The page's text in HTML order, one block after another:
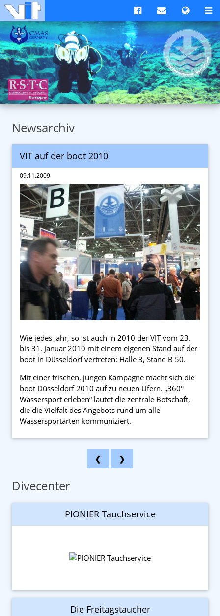
Newsarchiv
VIT auf der boot 2010
09.11.2009
Wie jedes Jahr, so ist auch in 2010 der VIT vom 23.
bis 31. Januar 2010 mit einem eigenen Stand auf der
boot in Düsseldorf vertreten: Halle 3, Stand B 50.
Mit einer frischen, jungen Kampagne macht sich die
boot Düsseldorf 2010 auf zu neuen Ufern. „360°
Wassersport erleben“ lautet die zentrale Botschaft,
die die Vielfalt des Angebots rund um alle
Wassersportarten kommuniziert.
❮ ❯
Divecenter
PIONIER Tauchservice
Die Freitagstaucher